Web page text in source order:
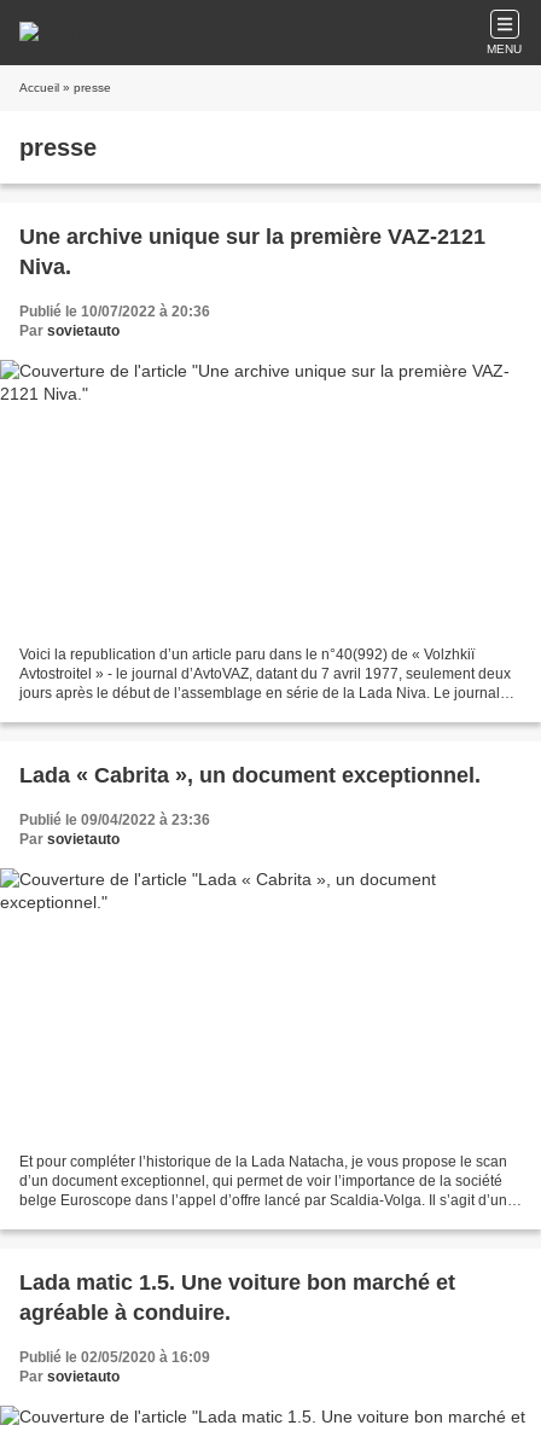
MENU
Accueil » presse
presse
Une archive unique sur la première VAZ-2121
Niva.
Publié le 10/07/2022 à 20:36
Par sovietauto
Voici la republication d’un article paru dans le n°40(992) de « Volzhkiï
Avtostroitel » - le journal d’AvtoVAZ, datant du 7 avril 1977, seulement deux
jours après le début de l’assemblage en série de la Lada Niva. Le journal
Lada « Cabrita », un document exceptionnel.
Publié le 09/04/2022 à 23:36
Par sovietauto
Et pour compléter l’historique de la Lada Natacha, je vous propose le scan
d’un document exceptionnel, qui permet de voir l’importance de la société
belge Euroscope dans l’appel d’offre lancé par Scaldia-Volga. Il s’agit d’un
Lada matic 1.5. Une voiture bon marché et
agréable à conduire.
Publié le 02/05/2020 à 16:09
Par sovietauto